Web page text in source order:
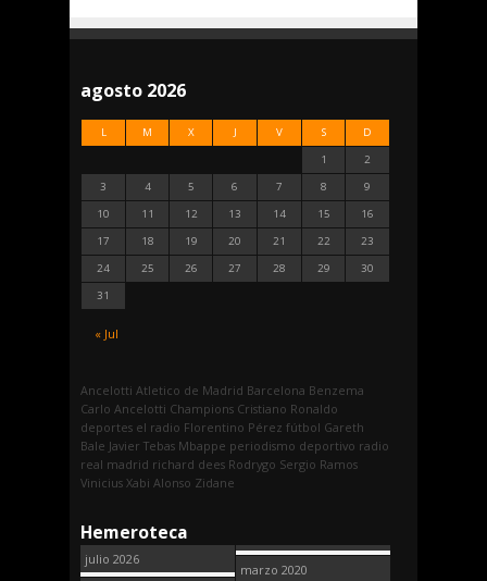
agosto 2026
L M X J V S D
« Jul
1
2
3
4 5 6 7 8
9
10
11 12 13 14 15
16
17
18 19 20 21 22
23
24
25 26 27 28 29
30
31
Ancelotti Atletico de Madrid Barcelona Benzema
Carlo Ancelotti Champions Cristiano Ronaldo
deportes el radio Florentino Pérez fútbol Gareth
Bale Javier Tebas Mbappe periodismo deportivo radio
real madrid richard dees Rodrygo Sergio Ramos
Vinicius Xabi Alonso Zidane
Hemeroteca
julio 2026
marzo 2020